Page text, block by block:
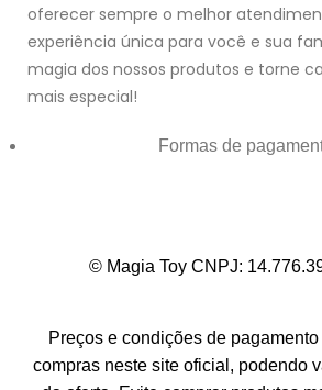
oferecer sempre o melhor
experiência única para você e sua
magia dos nossos produtos e torne
mais especial!
Formas de
© Magia Toy CNPJ:
Preços e condições de
compras neste site oficial, podendo